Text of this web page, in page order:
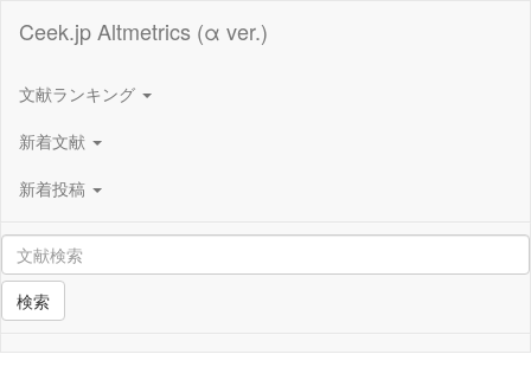
Ceek.jp Altmetrics (α ver.)
文献ランキング
新着文献
新着投稿
検索